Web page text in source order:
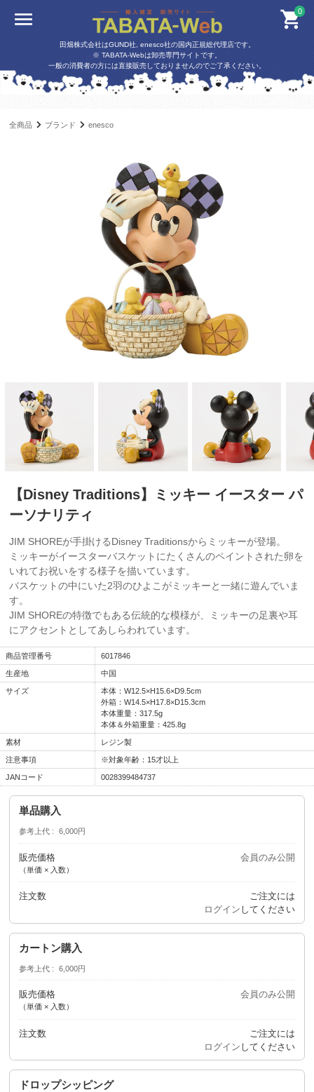
0
田畑株式会社はGUND社, enesco社の国内正規総代理店です。
※ TABATA-Webは卸売専門サイトです。
一般の消費者の方には直接販売しておりませんのでご了承ください。
全商品 ブランド enesco
【Disney Traditions】ミッキー イースター パ
ーソナリティ
JIM SHOREが手掛けるDisney Traditionsからミッキーが登場。
ミッキーがイースターバスケットにたくさんのペイントされた卵を
いれてお祝いをする様子を描いています。
バスケットの中にいた2羽のひよこがミッキーと一緒に遊んでいま
す。
JIM SHOREの特徴でもある伝統的な模様が、ミッキーの足裏や耳
にアクセントとしてあしらわれています。
商品管理番号 6017846
生産地 中国
サイズ
本体：W12.5×H15.6×D9.5cm
外箱：W14.5×H17.8×D15.3cm
本体重量：317.5g
本体＆外箱重量：425.8g
素材 レジン製
注意事項 ※対象年齢：15才以上
JANコード 0028399484737
単品購入
参考上代 6,000円
販売価格
（単価 × 入数）
会員のみ公開
注文数
ご注文には
ログイン してください
カートン購入
参考上代 6,000円
販売価格
（単価 × 入数）
会員のみ公開
注文数
ご注文には
ログイン してください
ドロップシッピング